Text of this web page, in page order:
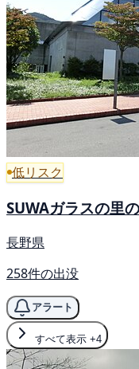
低リスク
SUWAガラスの里
長野県
258件の出没
アラート
すべて表示 +4